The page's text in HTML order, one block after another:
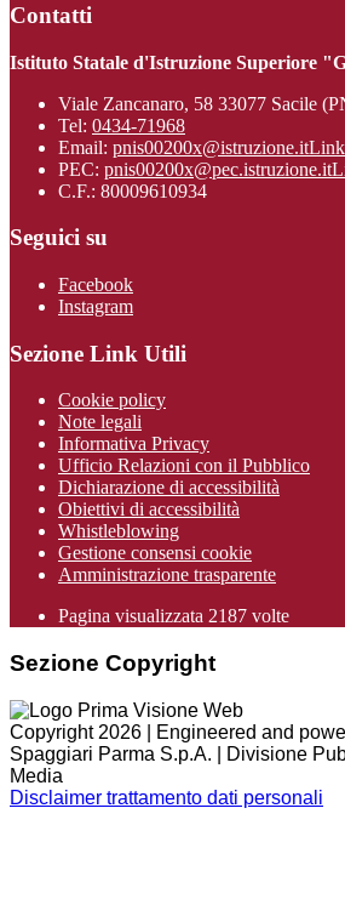
Contatti
Istituto Statale d'Istruzione Superiore
Viale Zancanaro, 58 33077 Sacile
Tel: 0434-71968
Email: pnis00200x@istruzione.itLink
PEC: pnis00200x@pec.istruzione.it
C.F.: 80009610934
Seguici su
Facebook
Instagram
Sezione Link Utili
Cookie policy
Note legali
Informativa Privacy
Ufficio Relazioni con il Pubblico
Dichiarazione di accessibilità
Obiettivi di accessibilità
Whistleblowing
Gestione consensi cookie
Amministrazione trasparente
Pagina visualizzata 2187 volte
Sezione Copyright
Copyright 2026 | Engineered and
Spaggiari Parma S.p.A. | Divisione
Media
Disclaimer trattamento dati personali